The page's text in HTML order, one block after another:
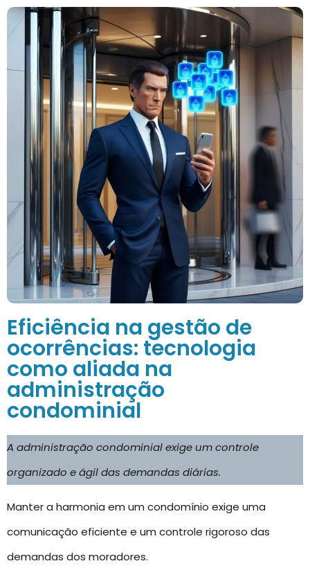
Eficiência na gestão de
ocorrências: tecnologia
como aliada na
administração
condominial
A administração condominial exige um controle
organizado e ágil das demandas diárias.
Manter a harmonia em um condomínio exige uma
comunicação eficiente e um controle rigoroso das
demandas dos moradores.